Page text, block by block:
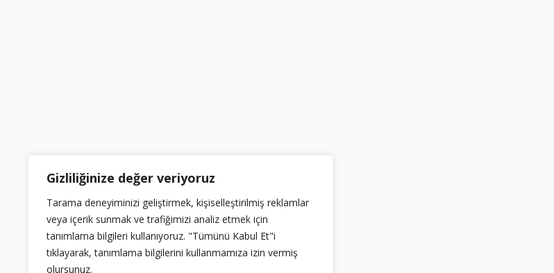
Gizliliğinize değer veriyoruz
Tarama deneyiminizi geliştirmek, kişiselleştirilmiş reklamlar
veya içerik sunmak ve trafiğimizi analiz etmek için
tanımlama bilgileri kullanıyoruz. "Tümünü Kabul Et"i
tıklayarak, tanımlama bilgilerini kullanmamıza izin vermiş
olursunuz.